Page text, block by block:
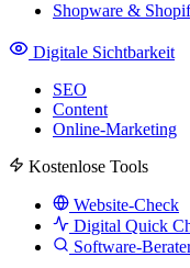
Shopware &
Digitale Sichtbarkeit
SEO
Content
Online-Marketing
Kostenlose Tools
Website-Check
Digital Quick
Software-